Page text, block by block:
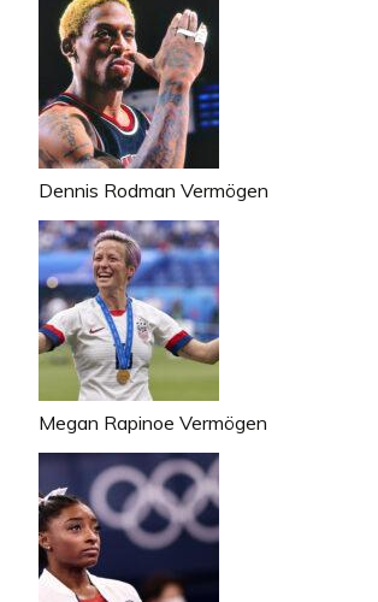
Dennis Rodman Vermögen
Megan Rapinoe Vermögen